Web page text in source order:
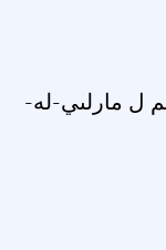
ل مارلىي-لە-